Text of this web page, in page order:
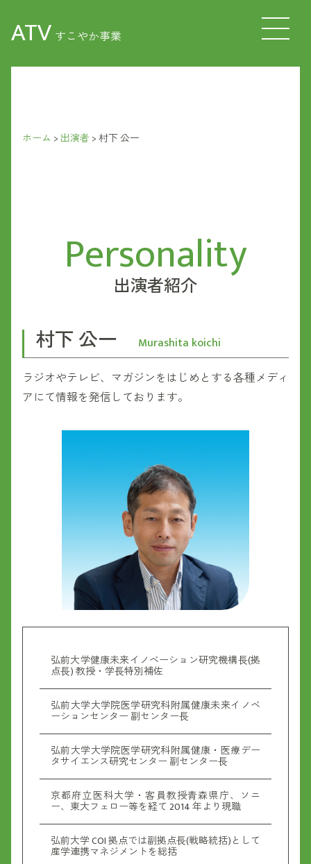
ATV すこやか事業
ホーム > 出演者 >村下 公一
Personality
出演者紹介
村下 公一
Murashita koichi
ラジオやテレビ、マガジンをはじめとする各種メディ
アにて情報を発信しております。
弘前大学健康未来イノベーション研究機構⻑(拠
点⻑) 教授・学⻑特別補佐
弘前大学大学院医学研究科附属健康未来イノベ
ーションセンター 副センター⻑
弘前大学大学院医学研究科附属健康・医療デー
タサイエンス研究センター 副センター⻑
京都府立医科大学・客員教授⻘森県庁、ソニ
ー、東大フェロー等を経て 2014 年より現職
弘前大学 COI 拠点では副拠点⻑(戦略統括)として
産学連携マネジメントを総括